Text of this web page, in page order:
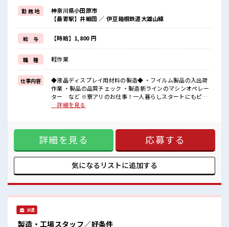
方にもオススメ！
寮付きのお仕事なのでそんな心配はほぼナシ！
≪高時給案件≫
未経験スタートでも時給1800円～スタート！
≪適度な残業でお給料UP≫
残業は月20時間未満でほどよく稼げます♪
≪未経験の方も大カンゲイ≫
新しいことにチャレンジするのは不安だけど、
しっかり働く環境が整っています！
イチからスキルUP・ステップUP目指していきましょう！！
『少人数』だからコミュニケーションも取りやすい◎
明るすぎたり奇抜過ぎなければヘアカラーOK！
休憩室完備でランチや休憩も充実しそう♪
高収入もバッチリ目指せますよ！
勤 務 地
神奈川県小田原市
【最寄駅】井細田 ／ 伊豆箱根鉄道大雄山線
給 与 【時給】1,800 円
職 種 軽作業
仕事内容
◆液晶ディスプレイ用材料の製造◆ ・フイルム製品の入出荷
作業 ・製品の品質チェック ・製造新ラインのマシンオペレー
ター など ※寮アリのお仕事！一人暮らしスタートにもピッ
タリ♪ ■お仕事PR ≪寮があるオシゴト≫ ワンルーム寮が0
心配はほぼナシ！ ≪高時給案件≫ 未経験スタートでも時給
1800円～スタート！ ≪適度な残業でお給料UP≫ 残業は月20
時間未満でほどよく稼げます♪ ≪未経験の方も大カンゲイ≫
新しいことにチャレンジするのは不安だけど、 しっかり働く
環境が整っています！ イチからスキルUP・ステップUP目指
していきましょう！！ ■職場の雰囲気 『少人数』だからコミ
ばヘアカラーOK！ 休憩室完備でランチや休憩も充実しそう♪
高収入もバッチリ目指せますよ！ #ryo
…詳細を見る
詳細を見る 応募する
気になるリストに追加する
派遣
製造・工場スタッフ／好条件